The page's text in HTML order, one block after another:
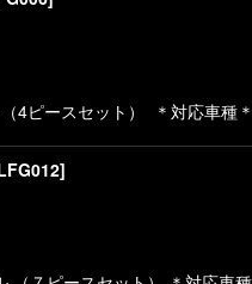
ピースセット） ＊対応車種
]